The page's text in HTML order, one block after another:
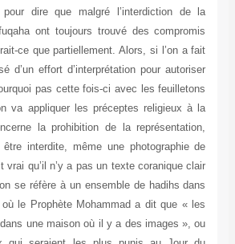
dire que malgré l’interdiction de la
ont toujours trouvé des compromis
ce que partiellement. Alors, si l’on a fait
d’un effort d’interprétation pour autoriser
pas cette fois-ci avec les feuilletons
va appliquer les préceptes religieux à la
la prohibition de la représentation,
interdite, même une photographie de
vrai qu’il n’y a pas un texte coranique clair
se réfère à un ensemble de hadihs dans
le Prophète Mohammad a dit que « les
une maison où il y a des images », ou